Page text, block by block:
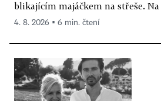
blikajícím majáčkem na střeše. Na
4. 8. 2026 ▪ 6 min. čtení